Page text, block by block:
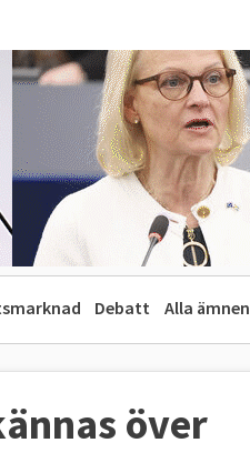
Debatt Alla ämnen
över